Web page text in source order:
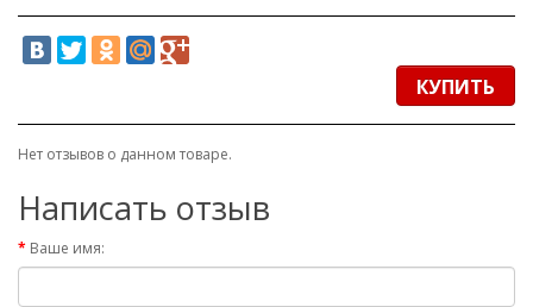
КУПИТЬ
Нет отзывов о данном товаре.
Написать отзыв
Ваше имя: